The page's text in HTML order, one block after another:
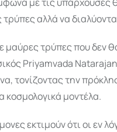
αλλά να
μαύρες τρύπες που δεν
Priyamvada Natarajan
τονίζοντας την
κοσμολογικά μοντέλα.
εκτιμούν ότι οι εν